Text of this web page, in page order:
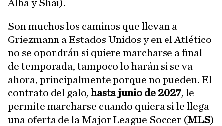
Alba y Shai).
Son muchos los caminos que llevan a
Griezmann a Estados Unidos y en el Atlético
no se opondrán si quiere marcharse a final
de temporada, tampoco lo harán si se va
ahora, principalmente porque no pueden. El
contrato del galo, hasta junio de 2027, le
permite marcharse cuando quiera si le llega
una oferta de la Major League Soccer (MLS)